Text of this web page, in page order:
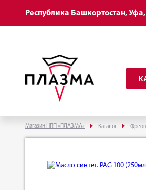
Республика Башкортостан,
Магазин НПП «ПЛАЗМА» Каталог